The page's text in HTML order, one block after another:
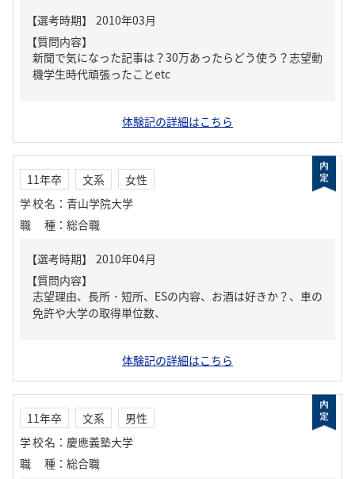
【質問内容】
新聞で気になった記事は？30万あったらどう使う？志望動
機学生時代頑張ったことetc
体験記の詳細はこちら
11年卒 文系
女性
学校名 ： 青山学院大学
職種 ： 総合職
【質問内容】
志望理由、長所・短所、ESの内容、お酒は好きか？、車の
免許や大学の取得単位数、
体験記の詳細はこちら
11年卒 文系
男性
学校名 ： 慶應義塾大学
職種 ： 総合職